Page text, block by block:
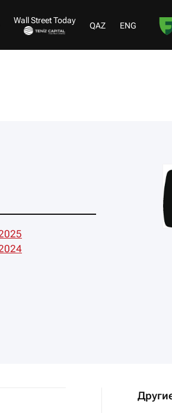
Wall Street Today
QAZ ENG